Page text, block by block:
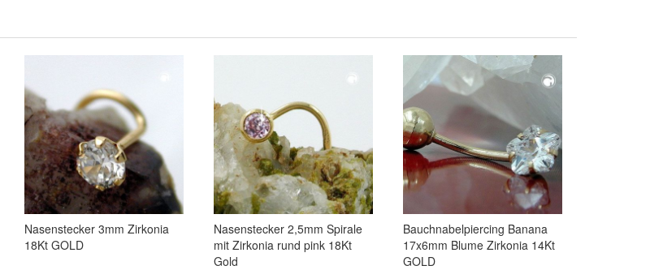
Nasenstecker 3mm Zirkonia
18Kt GOLD
Nasenstecker 2,5mm Spirale
mit Zirkonia rund pink 18Kt
Gold
Bauchnabelpiercing Banana
17x6mm Blume Zirkonia 14Kt
GOLD